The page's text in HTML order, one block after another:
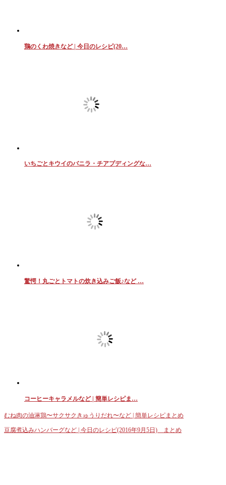
鶏のくわ焼きなど | 今日のレシピ(20…
いちごとキウイのバニラ・チアプディングな…
驚愕！丸ごとトマトの炊き込みご飯♪など …
コーヒーキャラメルなど | 簡単レシピま…
むね肉の油淋鶏〜サクサクきゅうりだれ〜など | 簡単レシピまとめ
豆腐煮込みハンバーグなど | 今日のレシピ(2016年9月5日) まとめ